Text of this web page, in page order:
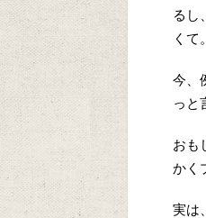
るし
くて。
今、
っと
おも
かく
実は